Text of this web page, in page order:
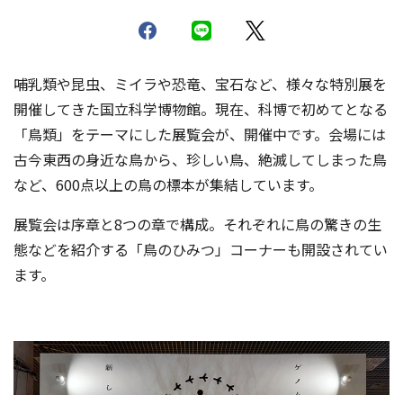
哺乳類や昆虫、ミイラや恐竜、宝石など、様々な特別展を
開催してきた国立科学博物館。現在、科博で初めてとなる
「鳥類」をテーマにした展覧会が、開催中です。会場には
古今東西の身近な鳥から、珍しい鳥、絶滅してしまった鳥
など、600点以上の鳥の標本が集結しています。
展覧会は序章と8つの章で構成。それぞれに鳥の驚きの生
態などを紹介する「鳥のひみつ」コーナーも開設されてい
ます。